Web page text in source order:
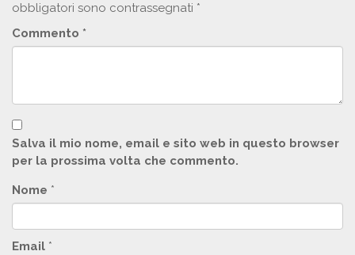
obbligatori sono contrassegnati *
Commento *
Salva il mio nome, email e sito web in questo browser
per la prossima volta che commento.
Nome *
Email *